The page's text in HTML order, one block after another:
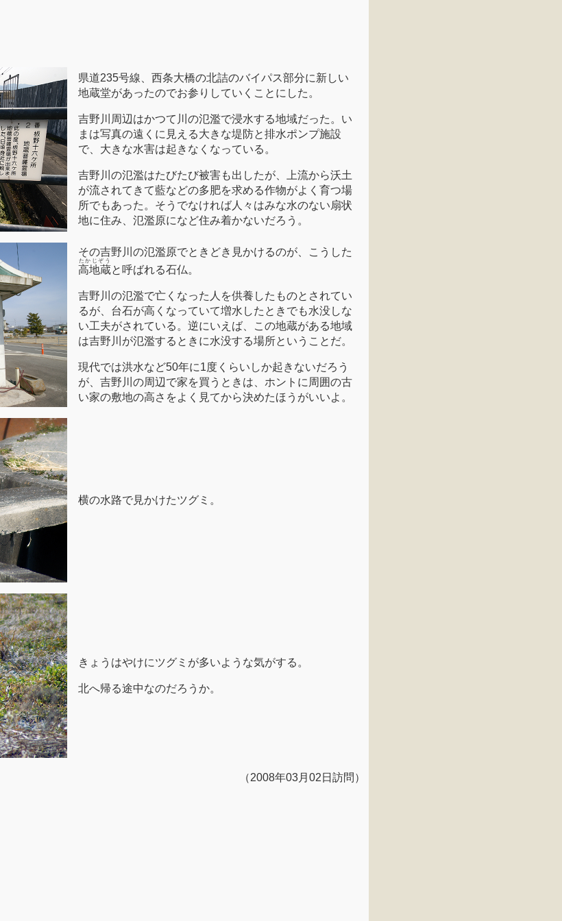
県道235号線、西条大橋の北詰のバイパス部分に新しい
地蔵堂があったのでお参りしていくことにした。
吉野川周辺はかつて川の氾濫で浸水する地域だった。い
まは写真の遠くに見える大きな堤防と排水ポンプ施設
で、大きな水害は起きなくなっている。
吉野川の氾濫はたびたび被害も出したが、上流から沃土
が流されてきて藍などの多肥を求める作物がよく育つ場
所でもあった。そうでなければ人々はみな水のない扇状
地に住み、氾濫原になど住み着かないだろう。
その吉野川の氾濫原でときどき見かけるのが、こうした
高地蔵
たかじぞう
と呼ばれる石仏。
吉野川の氾濫で亡くなった人を供養したものとされてい
るが、台石が高くなっていて増水したときでも水没しな
い工夫がされている。逆にいえば、この地蔵がある地域
は吉野川が氾濫するときに水没する場所ということだ。
現代では洪水など50年に1度くらいしか起きないだろう
が、吉野川の周辺で家を買うときは、ホントに周囲の古
い家の敷地の高さをよく見てから決めたほうがいいよ。
横の水路で見かけたツグミ。
きょうはやけにツグミが多いような気がする。
北へ帰る途中なのだろうか。
（2008年03月02日訪問）